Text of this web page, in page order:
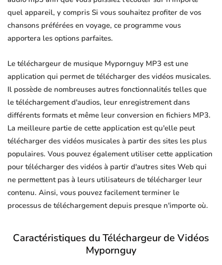
quel appareil, y compris Si vous souhaitez profiter de vos
chansons préférées en voyage, ce programme vous
apportera les options parfaites.
Le téléchargeur de musique Mypornguy MP3 est une
application qui permet de télécharger des vidéos musicales.
Il possède de nombreuses autres fonctionnalités telles que
le téléchargement d'audios, leur enregistrement dans
différents formats et même leur conversion en fichiers MP3.
La meilleure partie de cette application est qu'elle peut
télécharger des vidéos musicales à partir des sites les plus
populaires. Vous pouvez également utiliser cette application
pour télécharger des vidéos à partir d'autres sites Web qui
ne permettent pas à leurs utilisateurs de télécharger leur
contenu. Ainsi, vous pouvez facilement terminer le
processus de téléchargement depuis presque n'importe où.
Caractéristiques du Téléchargeur de Vidéos
Mypornguy